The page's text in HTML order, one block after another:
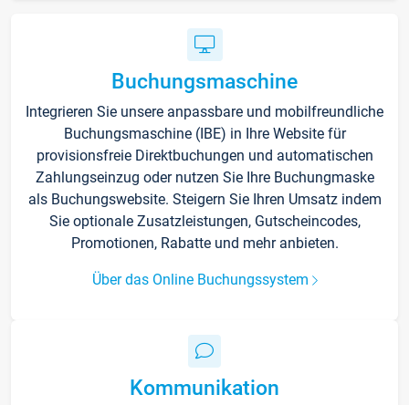
Buchungsmaschine
Integrieren Sie unsere anpassbare und mobilfreundliche
Buchungsmaschine (IBE) in Ihre Website für
provisionsfreie Direktbuchungen und automatischen
Zahlungseinzug oder nutzen Sie Ihre Buchungmaske
als Buchungswebsite. Steigern Sie Ihren Umsatz indem
Sie optionale Zusatzleistungen, Gutscheincodes,
Promotionen, Rabatte und mehr anbieten.
Über das Online Buchungssystem
Kommunikation